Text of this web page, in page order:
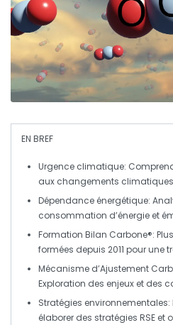
EN BREF
Urgence climatique:
aux changements climatiques
Dépendance énergétique:
consommation d’énergie et
Formation Bilan Carbone®:
formées depuis 2011 pour une
Mécanisme d’Ajustement
Exploration des enjeux et des
Stratégies environnementales
élaborer des stratégies RSE et